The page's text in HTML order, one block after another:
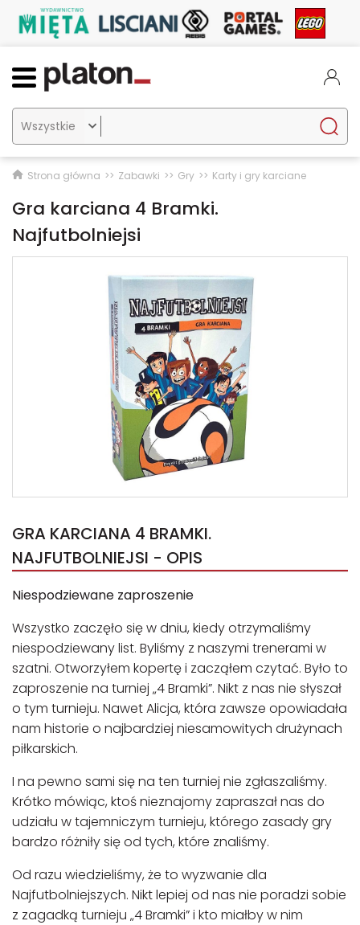

Strona główna Zabawki Gry Karty i gry karciane
Gra karciana 4 Bramki.
Najfutbolniejsi
GRA KARCIANA 4 BRAMKI.
NAJFUTBOLNIEJSI - OPIS
Niespodziewane zaproszenie
Wszystko zaczęło się w dniu, kiedy otrzymaliśmy
niespodziewany list. Byliśmy z naszymi trenerami w
szatni. Otworzyłem kopertę i zacząłem czytać. Było to
zaproszenie na turniej „4 Bramki”. Nikt z nas nie słyszał
o tym turnieju. Nawet Alicja, która zawsze opowiadała
nam historie o najbardziej niesamowitych drużynach
piłkarskich.
I na pewno sami się na ten turniej nie zgłaszaliśmy.
Krótko mówiąc, ktoś nieznajomy zapraszał nas do
udziału w tajemniczym turnieju, którego zasady gry
bardzo różniły się od tych, które znaliśmy.
Od razu wiedzieliśmy, że to wyzwanie dla
Najfutbolniejszych. Nikt lepiej od nas nie poradzi sobie
z zagadką turnieju „4 Bramki” i kto miałby w nim